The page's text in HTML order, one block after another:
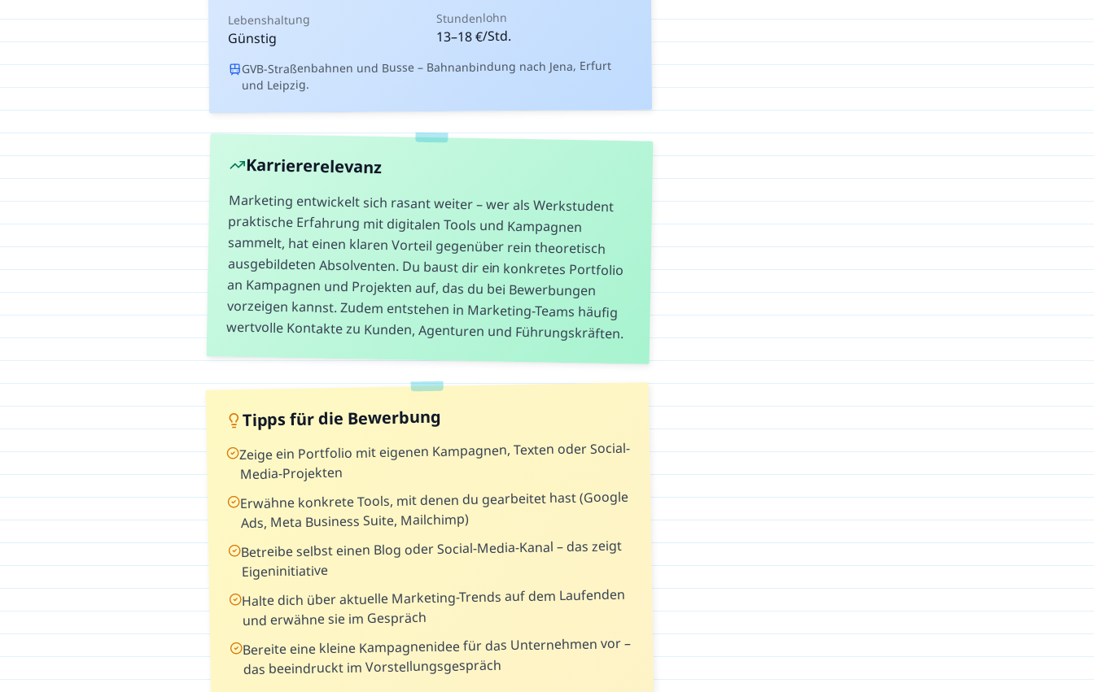
Lebenshaltung
Günstig
Stundenlohn
13–18€/Std.
GVB-Straßenbahnen und Busse – Bahnanbindung nach Jena, Erfurt
und Leipzig.
Karriererelevanz
Marketing entwickelt sich rasant weiter – wer als Werkstudent
praktische Erfahrung mit digitalen Tools und Kampagnen
sammelt, hat einen klaren Vorteil gegenüber rein theoretisch
ausgebildeten Absolventen. Du baust dir ein konkretes Portfolio
an Kampagnen und Projekten auf, das du bei Bewerbungen
vorzeigen kannst. Zudem entstehen in Marketing-Teams häufig
wertvolle Kontakte zu Kunden, Agenturen und Führungskräften.
Tipps für die Bewerbung
Zeige ein Portfolio mit eigenen Kampagnen, Texten oder Social-
Media-Projekten
Erwähne konkrete Tools, mit denen du gearbeitet hast (Google
Ads, Meta Business Suite, Mailchimp)
Betreibe selbst einen Blog oder Social-Media-Kanal – das zeigt
Eigeninitiative
Halte dich über aktuelle Marketing-Trends auf dem Laufenden
und erwähne sie im Gespräch
Bereite eine kleine Kampagnenidee für das Unternehmen vor –
das beeindruckt im Vorstellungsgespräch